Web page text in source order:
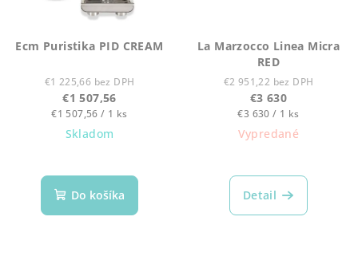
Ecm Puristika PID CREAM
€1 225,66 bez DPH
€1 507,56
Jednotková
cena:
€1 507,56 / 1 ks
Skladom
Do košíka
La Marzocco Linea Micra
RED
€2 951,22 bez DPH
€3 630
Jednotková
cena:
€3 630 / 1 ks
Vypredané
Detail